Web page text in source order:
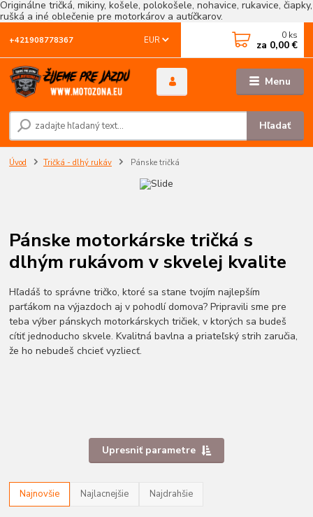
Originálne tričká, mikiny, košele, polokošele, nohavice, rukavice, čiapky,
rušká a iné oblečenie pre motorkárov a autíčkarov.
Menu
EUR
Hľadať
+421908778367 0 ks
za 0,00 €
Úvod Tričká - dlhý rukáv Pánske tričká
Pánske motorkárske tričká s
dlhým rukávom v skvelej kvalite
Hľadáš to správne tričko, ktoré sa stane tvojím najlepším
parťákom na výjazdoch aj v pohodlí domova? Pripravili sme pre
teba výber pánskych motorkárskych tričiek, v ktorých sa budeš
cítiť jednoducho skvele. Kvalitná bavlna a priateľský strih zaručia,
že ho nebudeš chcieť vyzliecť.
Upresniť parametre
Najnovšie Najlacnejšie Najdrahšie